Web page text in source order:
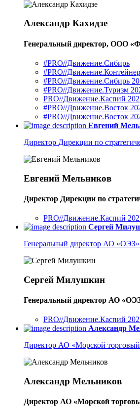
Александр Кахидзе
Генеральный директор, ООО
#PRO//Движение.Сибирь
#PRO//
#PRO//Движение.Сибирь
#PRO//Движение.Туризм
PRO//Движение.Каспий
#PRO//Движение.Восток
#PRO//Движение.Восток
Евгений
Директор Дирекции по
Евгений Мельников
Директор Дирекции по
PRO//Движение.Каспий
Сергей
Генеральный директор АО
Сергей Милушкин
Генеральный директор АО
PRO//Движение.Каспий
Александр
Директор АО «Морской
Александр Мельников
Директор АО «Морской